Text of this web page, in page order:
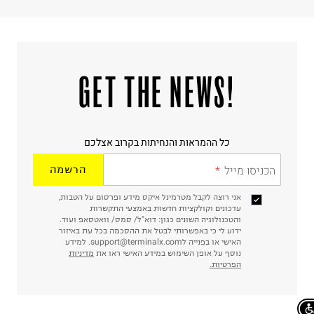
!GET THE NEWS
כל ההמראות והנחיתות בקרוב אצלכם
הכניסו מייל הרשמה
אני רוצה לקבל מטרמינל איקס מידע ופרסום על הטבות,
עדכונים וקולקציות חדשות באמצעי התקשרות
והטכנולוגיה השונים כגון: דוא"ל/ סמס/ וואטסאפ ועוד.
ידוע לי כי באפשרותי לבטל את ההסכמה בכל עת באיזור
האישי או בפנייה לsupport@terminalx.com. למידע
נוסף על אופן השימוש במידע האישי ראו את מדיניות
הפרטיות.